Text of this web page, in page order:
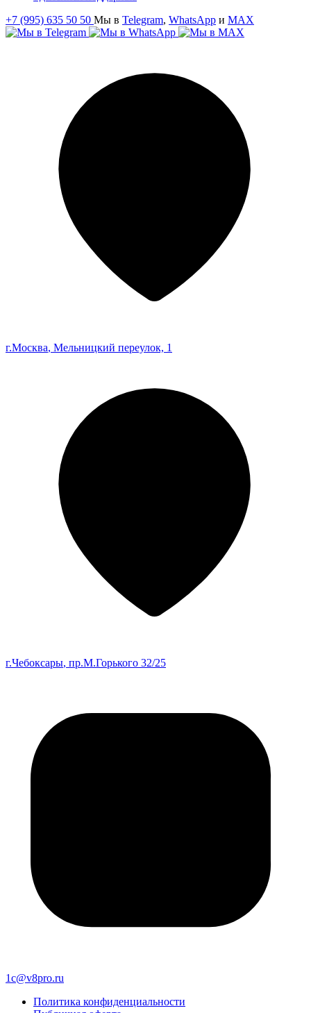
+7 (995) 635 50 50 Мы в Telegram, WhatsApp и MAX
г.Москва, Мельницкий переулок, 1
г.Чебоксары, пр.М.Горького 32/25
1c@v8pro.ru
Политика конфиденциальности